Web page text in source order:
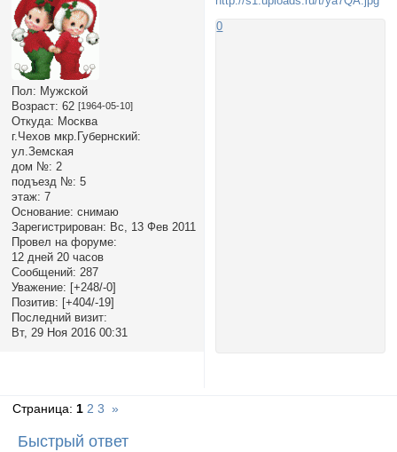
Пол: Мужской
Возраст: 62 [1964-05-10]
Откуда: Москва
г.Чехов мкр.Губернский:
ул.Земская
дом №: 2
подъезд №: 5
этаж: 7
Основание: снимаю
Зарегистрирован: Вс, 13 Фев 2011
Провел на форуме:
12 дней 20 часов
Сообщений: 287
Уважение: [+248/-0]
Позитив: [+404/-19]
Последний визит:
Вт, 29 Ноя 2016 00:31
0
Страница: 1 2 3 »
Быстрый ответ